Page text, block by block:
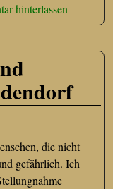
hinterlassen
die nicht
gefährlich. Ich